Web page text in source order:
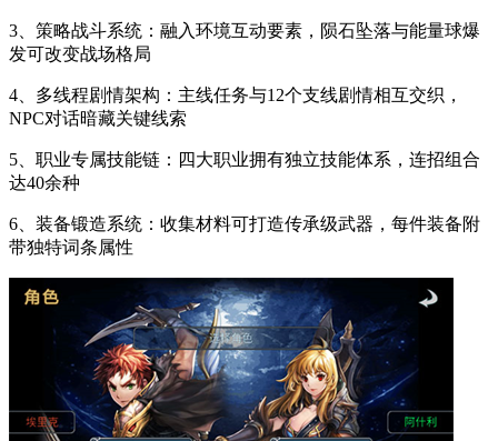
3、策略战斗系统：融入环境互动要素，陨石坠落与能量球爆
发可改变战场格局
4、多线程剧情架构：主线任务与12个支线剧情相互交织，
NPC对话暗藏关键线索
5、职业专属技能链：四大职业拥有独立技能体系，连招组合
达40余种
6、装备锻造系统：收集材料可打造传承级武器，每件装备附
带独特词条属性